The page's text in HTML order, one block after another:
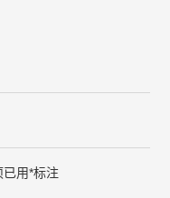
已用*标注